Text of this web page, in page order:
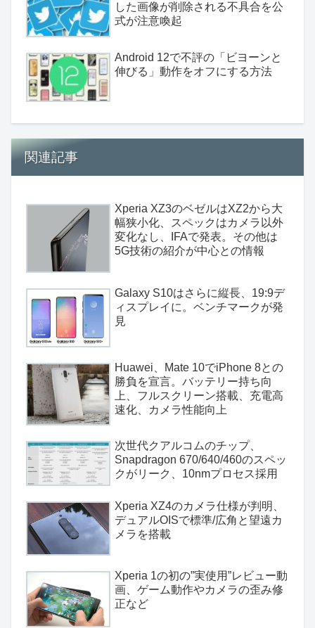
した画像が削除される不具合を公
式が注意喚起
Android 12で不評の「ビヨーンと
伸びる」動作をオフにする方法
関連記事
Xperia XZ3のベゼルはXZ2から大
幅狭小化、スペックはカメラ以外
変化なし、IFAで発表。その他は
5G技術の紹介が中心との情報
Galaxy S10はさらに縦長、19:9デ
ィスプレイに。ベンチマークが発
見
Huawei、Mate 10でiPhone 8との
勝負を宣言。バッテリー持ち向
上、フルスクリーン搭載、充電高
速化、カメラ性能向上
次世代クアルコムのチップ、
Snapdragon 670/640/460のスペッ
クがリーク、10nmプロセス採用
Xperia XZ4のカメラ仕様が判明、
デュアルOISで標準/広角と望遠カ
メラを搭載
Xperia 1の初の”実使用”レビュー動
画、ゲーム動作やカメラの歪み修
正など